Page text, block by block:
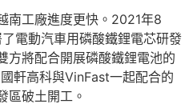
南工廠進度更快。2021年8
電動汽車用磷酸鐵鋰電芯研發
方將配合開展磷酸鐵鋰電池的
軒高科與VinFast一起配合的
區破土開工。